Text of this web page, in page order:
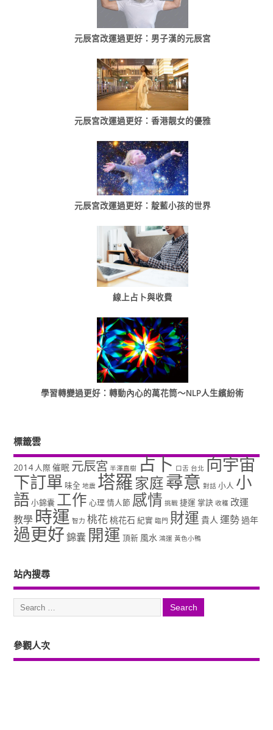
元辰宮改運過更好：男子漢的元辰宮
元辰宮改運過更好：香港靓女的優雅
元辰宮改運過更好：靛藍小孩的世界
線上占卜與收費
學習轉變過更好：轉動內心的萬花筒～NLP人生繽紛術
標籤雲
2014 人際 催眠 元辰宮 半澤直樹 占卜 口舌 台北 向宇宙
下訂單 味全 地震 塔羅家庭尋意 對話 小人 小
語小錦囊 工作 心理 情人節 感情 挑戰 捷運 掌訣 收穫 改運
教學 時運 智力 桃花 桃花石 紀實 臨門 財運 貴人 運勢過年
過更好錦囊 開運 頂新 風水 鴻運 黃色小鴨
站內搜尋
參觀人次